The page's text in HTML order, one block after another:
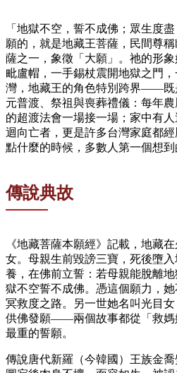
「地獄不空，誓不成佛；眾生度
願的，就是地藏王菩薩，民間尊
薩之一，象徵「大願」。祂的形
毗盧帽，一手錫杖震開地獄之門
灣，地藏王的角色特別跨界——既
元普渡、祭祖與喪葬禮儀：每年
的超渡法會一場接一場；家中有人
迴向亡者，更是許多台灣家庭都
點什麼的時候，多數人第一個想到
傳說典故
《地藏菩薩本願經》記載，地藏
女。母親生前毀謗三寶，死後墮
養，在佛前立誓：若母親能脫離
獄不空誓不成佛。憑這個願力，
冥救度之路。另一世她名叫光目
供佛發願——兩個故事都從「救媽
最重的誓願。
傳說唐代新羅（今韓國）王族金